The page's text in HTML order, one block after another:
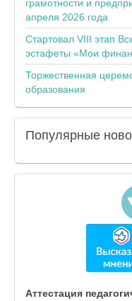
грамотности и
апреля 2026 года
Стартовал VIII этап
эстафеты «Мои
Торжественная
образования
Популярные
Аттестация